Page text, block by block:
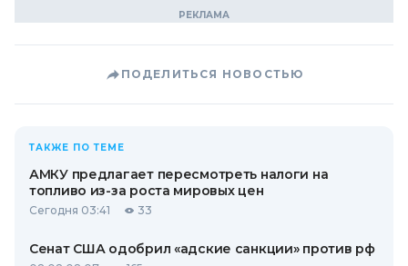
ПОДЕЛИТЬСЯ НОВОСТЬЮ
ТАКЖЕ ПО ТЕМЕ
АМКУ предлагает пересмотреть налоги на
топливо из-за роста мировых цен
Сегодня 03:41 33
Сенат США одобрил «адские санкции» против рф